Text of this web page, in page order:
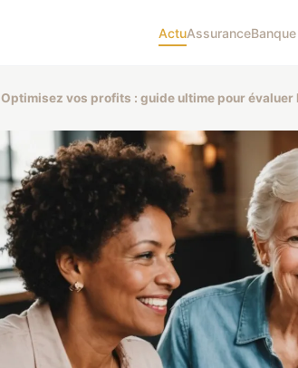
ActuAssuranceBanque
Optimisez vos profits : guide ultime pour